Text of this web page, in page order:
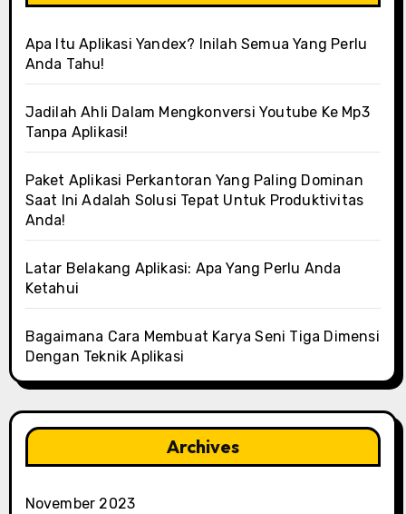
Apa Itu Aplikasi Yandex? Inilah Semua Yang Perlu
Anda Tahu!
Jadilah Ahli Dalam Mengkonversi Youtube Ke Mp3
Tanpa Aplikasi!
Paket Aplikasi Perkantoran Yang Paling Dominan
Saat Ini Adalah Solusi Tepat Untuk Produktivitas
Anda!
Latar Belakang Aplikasi: Apa Yang Perlu Anda
Ketahui
Bagaimana Cara Membuat Karya Seni Tiga Dimensi
Dengan Teknik Aplikasi
Archives
November 2023